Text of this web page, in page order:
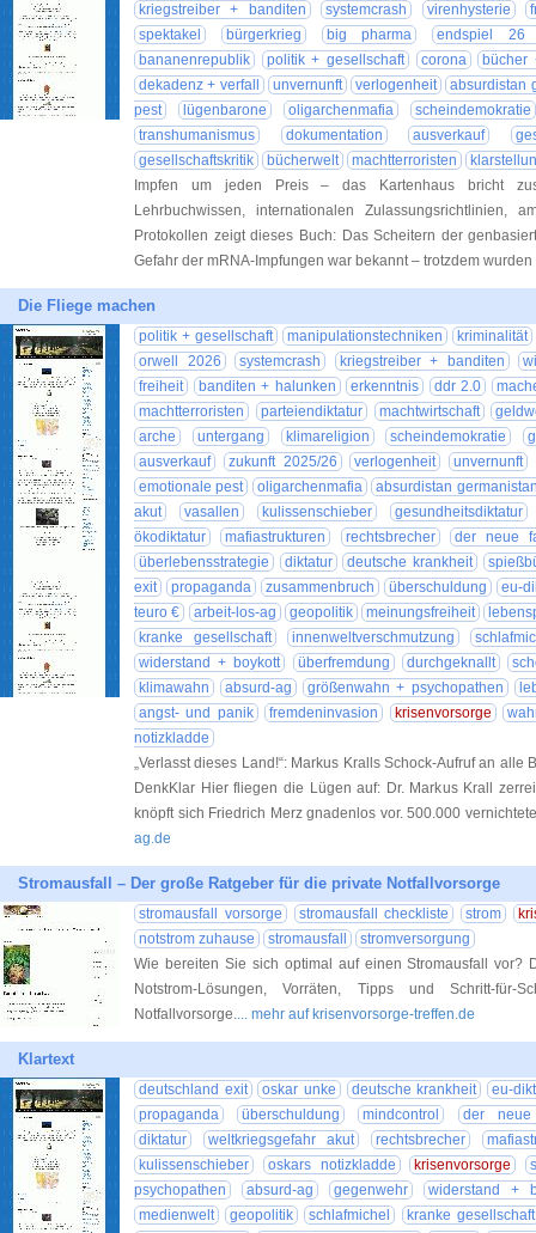
kriegstreiber + banditen
systemcrash virenhysterie
spektakel
bürgerkrieg big pharma
endspiel 26
bananenrepublik
politik + gesellschaft corona
bücher
dekadenz + verfall
unvernunft verlogenheit
absurdistan
pest
lügenbarone oligarchenmafia
scheindemokratie
transhumanismus
dokumentation ausverkauf
gesellschaftskritik
bücherwelt machtterroristen
Impfen um jeden Preis – das Kartenhaus bricht
Lehrbuchwissen, internationalen Zulassungsrichtlinien,
Protokollen zeigt dieses Buch: Das Scheitern der
Gefahr der mRNA-Impfungen war bekannt – trotzdem
Die Fliege machen
politik + gesellschaft manipulationstechniken
kriminalität
orwell 2026
systemcrash kriegstreiber + banditen
freiheit
banditen + halunken erkenntnis ddr 2.0
machtterroristen
parteiendiktatur machtwirtschaft
arche
untergang klimareligion scheindemokratie
ausverkauf
zukunft 2025/26 verlogenheit
unvernunft
emotionale pest
oligarchenmafia
absurdistan
akut
vasallen kulissenschieber
gesundheitsdiktatur
ökodiktatur
mafiastrukturen rechtsbrecher
der neue
überlebensstrategie
diktatur deutsche krankheit
exit
propaganda zusammenbruch überschuldung
eu-
teuro €
arbeit-los-ag geopolitik meinungsfreiheit
kranke gesellschaft
innenweltverschmutzung
widerstand + boykott
überfremdung durchgeknallt
klimawahn
absurd-ag größenwahn + psychopathen
angst- und panik
fremdeninvasion krisenvorsorge
notizkladde
„Verlasst dieses Land!“: Markus Kralls Schock-Aufruf an
DenkKlar Hier fliegen die Lügen auf: Dr. Markus Krall
knöpft sich Friedrich Merz gnadenlos vor. 500.000
ag.de
Stromausfall – Der große Ratgeber für die private Notfallvorsorge
stromausfall vorsorge stromausfall checkliste strom
notstrom zuhause
stromausfall
stromversorgung
Wie bereiten Sie sich optimal auf einen Stromausfall vor?
Notstrom-Lösungen, Vorräten, Tipps und Schritt-für-
Notfallvorsorge.... mehr auf krisenvorsorge-treffen.de
Klartext
deutschland exit oskar unke deutsche krankheit
eu-
propaganda
überschuldung mindcontrol
der neue
diktatur
weltkriegsgefahr akut rechtsbrecher
kulissenschieber
oskars notizkladde krisenvorsorge
psychopathen
absurd-ag gegenwehr
widerstand +
medienwelt
geopolitik schlafmichel
kranke gesellschaft